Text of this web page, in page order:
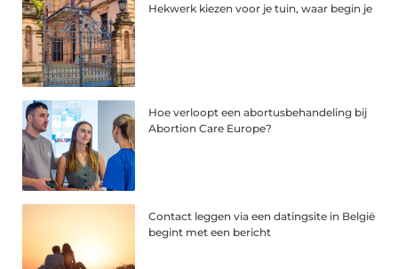
Hekwerk kiezen voor je tuin, waar begin je
Hoe verloopt een abortusbehandeling bij
Abortion Care Europe?
Contact leggen via een datingsite in België
begint met een bericht